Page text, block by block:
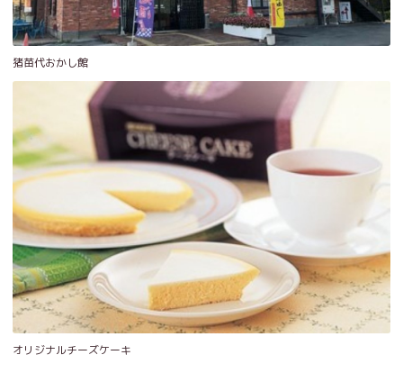
猪苗代おかし館
オリジナルチーズケーキ